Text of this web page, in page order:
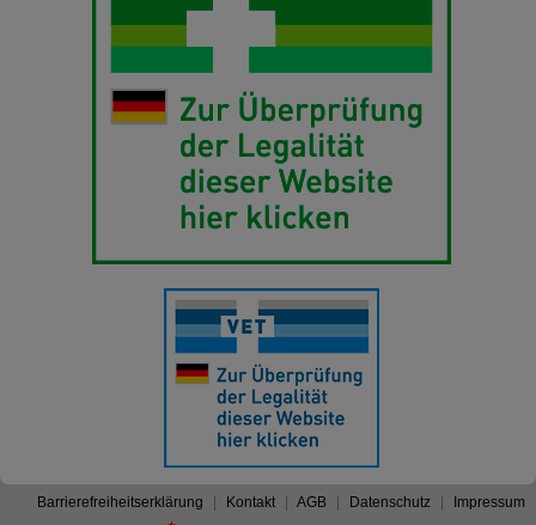
Barrierefreiheitserklärung Kontakt AGB Datenschutz Impressum